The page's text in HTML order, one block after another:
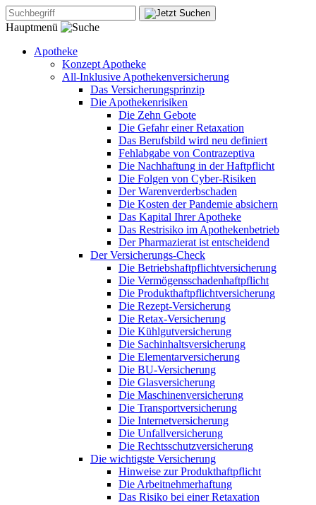
Hauptmenü
Apotheke
Konzept Apotheke
All-Inklusive Apothekenversicherung
Das Versicherungsprinzip
Die Apothekenrisiken
Die Zehn Gebote
Die Gefahr einer Retaxation
Das Berufsbild wird neu definiert
Fehlabgabe von Contrazeptiva
Die Nachhaftung in der Haftpflicht
Die Folgen von Cyber-Risiken
Der Warenverderbschaden
Die Kosten der Pandemie absichern
Das Kapital Ihrer Apotheke
Das Restrisiko im Apothekenbetrieb
Der Pharmazierat ist entscheidend
Der Versicherungs-Check
Die Betriebshaftpflichtversicherung
Die Vermögensschadenhaftpflicht
Die Produkthaftpflichtversicherung
Die Rezept-Versicherung
Die Retax-Versicherung
Die Kühlgutversicherung
Die Sachinhaltsversicherung
Die Elementarversicherung
Die BU-Versicherung
Die Glasversicherung
Die Maschinenversicherung
Die Transportversicherung
Die Internetversicherung
Die Unfallversicherung
Die Rechtsschutzversicherung
Die wichtigste Versicherung
Hinweise zur Produkthaftpflicht
Die Arbeitnehmerhaftung
Das Risiko bei einer Retaxation